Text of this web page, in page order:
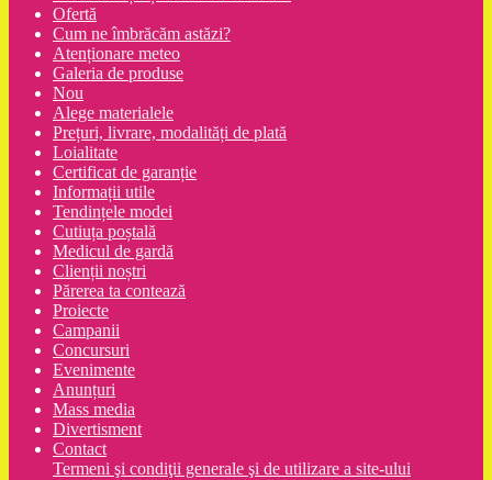
Ofertă
Cum ne îmbrăcăm astăzi?
Atenționare meteo
Galeria de produse
Nou
Alege materialele
Prețuri, livrare, modalități de plată
Loialitate
Certificat de garanție
Informații utile
Tendințele modei
Cutiuța poștală
Medicul de gardă
Clienții noștri
Părerea ta contează
Proiecte
Campanii
Concursuri
Evenimente
Anunțuri
Mass media
Divertisment
Contact
Termeni şi condiţii generale şi de utilizare a site-ului